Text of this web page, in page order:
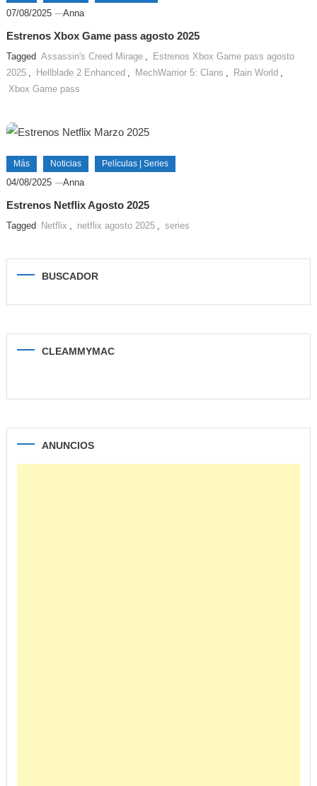
07/08/2025 Anna
Estrenos Xbox Game pass agosto 2025
Tagged Assassin's Creed Mirage
Estrenos Xbox Game pass agosto
2025
Hellblade 2 Enhanced MechWarrior 5: Clans Rain World
Xbox Game pass
Más Noticias Películas | Series
04/08/2025 Anna
Estrenos Netflix Agosto 2025
Tagged Netflix , netflix agosto 2025 , series
BUSCADOR
CLEAMMYMAC
ANUNCIOS